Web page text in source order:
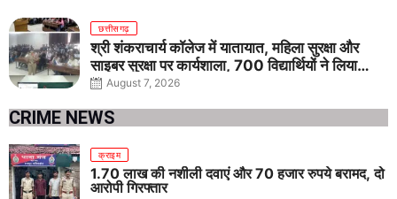
छत्तीसगढ़
श्री शंकराचार्य कॉलेज में यातायात, महिला सुरक्षा और
साइबर सुरक्षा पर कार्यशाला, 700 विद्यार्थियों ने लिया
जागरूकता का संकल्प
August 7, 2026
CRIME NEWS
क्राइम
1.70 लाख की नशीली दवाएं और 70 हजार रुपये बरामद, दो
आरोपी गिरफ्तार